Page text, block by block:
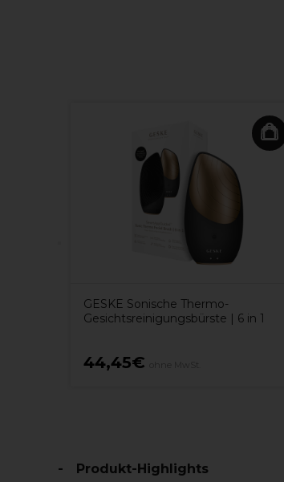
GESKE Sonische Thermo-
Gesichtsreinigungsbürste | 6 in 1
44,45€
Produkt-Highlights